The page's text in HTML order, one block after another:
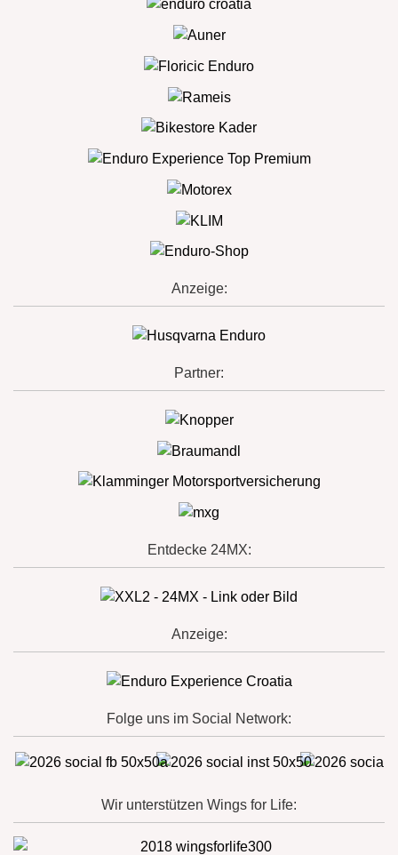
Anzeige:
Partner:
Entdecke 24MX:
Anzeige:
Folge uns im Social Network:
Wir unterstützen Wings for Life: